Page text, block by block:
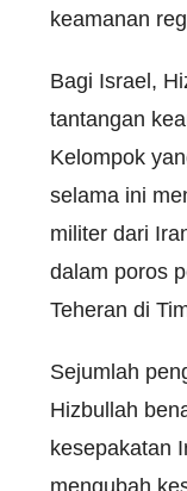
keamanan
Bagi Israel,
tantangan
Kelompok
selama ini
militer dari
dalam poros
Teheran di
Sejumlah
Hizbullah
kesepakatan